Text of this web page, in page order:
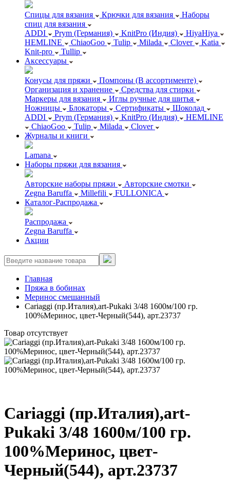
Спицы для вязания Крючки для вязания
Наборы
спиц для вязания
ADDI
Prym (Германия) KnitPro (Индия)
HiyaHiya
HEMLINE
ChiaoGoo Tulip Milada Clover
Katia
Knit-pro
Tullip
Аксессуары
Конусы для пряжи
Помпоны (В ассортименте)
Организация и хранение
Средства для стирки
Маркеры для вязания
Иглы ручные для шитья
Ножницы
Блокаторы Сертификаты
Шоколад
ADDI
Prym (Германия) KnitPro (Индия)
HEMLINE
ChiaoGoo
Tulip Milada
Clover
Журналы и книги
Lamana
Наборы пряжи для вязания
Авторские наборы пряжи
Авторские смотки
Zegna Baruffa
Millefili
FULLONICA
Каталог-Распродажа
Распродажа
Zegna Baruffa
Акции
Главная
Пряжа в бобинах
Меринос смешанный
Cariaggi (пр.Италия),art-Pukaki 3/48 1600м/100 гр.
100%Меринос, цвет-Черный(544), арт.23737
Товар отсутствует
Cariaggi (пр.Италия),art-
Pukaki 3/48 1600м/100 гр.
100%Меринос, цвет-
Черный(544), арт.23737